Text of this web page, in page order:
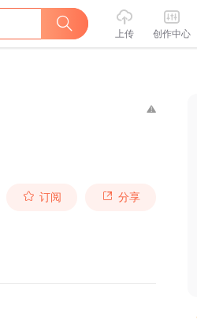
上传 创作中心
订阅 分享